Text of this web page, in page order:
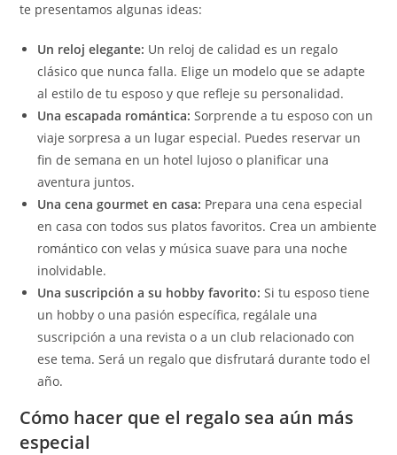
te presentamos algunas ideas:
Un reloj elegante: Un reloj de calidad es un regalo
clásico que nunca falla. Elige un modelo que se adapte
al estilo de tu esposo y que refleje su personalidad.
Una escapada romántica: Sorprende a tu esposo con un
viaje sorpresa a un lugar especial. Puedes reservar un
fin de semana en un hotel lujoso o planificar una
aventura juntos.
Una cena gourmet en casa: Prepara una cena especial
en casa con todos sus platos favoritos. Crea un ambiente
romántico con velas y música suave para una noche
inolvidable.
Una suscripción a su hobby favorito: Si tu esposo tiene
un hobby o una pasión específica, regálale una
suscripción a una revista o a un club relacionado con
ese tema. Será un regalo que disfrutará durante todo el
año.
Cómo hacer que el regalo sea aún más
especial